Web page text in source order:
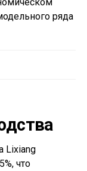
ряда
Lixiang
что